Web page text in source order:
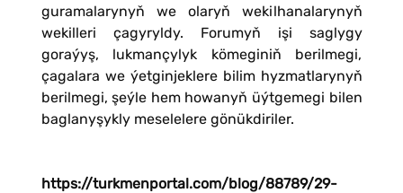
guramalarynyň we olaryň wekilhanalarynyň
wekilleri çagyryldy. Forumyň işi saglygy
goraýyş, lukmançylyk kömeginiň berilmegi,
çagalara we ýetginjeklere bilim hyzmatlarynyň
berilmegi, şeýle hem howanyň üýtgemegi bilen
baglanyşykly meselelere gönükdiriler.
https://turkmenportal.com/blog/88789/29-